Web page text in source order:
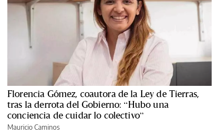
Florencia Gómez, coautora de la Ley de Tierras,
tras la derrota del Gobierno: “Hubo una
conciencia de cuidar lo colectivo”
Mauricio Caminos